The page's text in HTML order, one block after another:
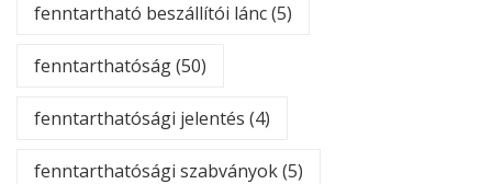
fenntartható beszállítói lánc(5)
fenntarthatóság(50)
fenntarthatósági jelentés (4)
fenntarthatósági szabványok(5)